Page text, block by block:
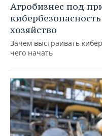
Агробизнес под
хозяйство
Зачем выстраивать
чего начать